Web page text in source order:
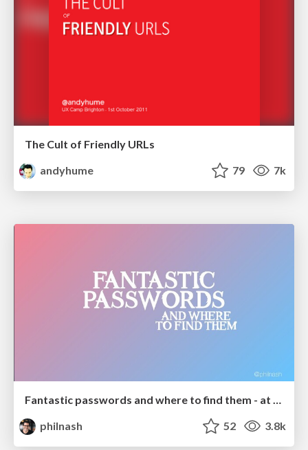
The Cult of Friendly URLs
andyhume
79 7k
Fantastic passwords and where to find them - at NoRuKo
philnash
52 3.8k